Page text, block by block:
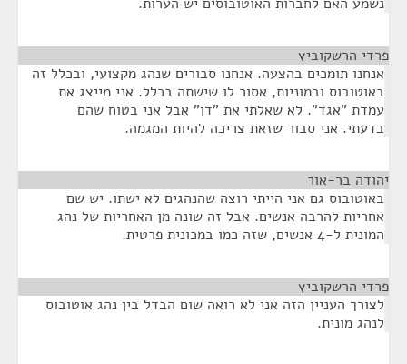
פרדי הרשקוביץ
אנחנו תומכים בהצעה. אנחנו סבורים שנהג מקצועי, ובכלל זה
באוטובוס ובמוניות, אסור לו שישתה בכלל. אני מייצג את
עמדת "אגד". לא שאלתי את "דן" אבל אני בטוח שהם
בדעתי. אני סבור שזאת צריכה להיות המגמה.
יהודה בר-אור
באוטובוס גם אני הייתי רוצה שהנהגים לא ישתו. יש שם
אחריות להרבה אנשים. אבל זה שונה מן האחריות של נהג
המונית ל-4 אנשים, שזה כמו במכונית פרטית.
פרדי הרשקוביץ
לצורך העניין הזה אני לא רואה שום הבדל בין נהג אוטובוס
לנהג מונית.